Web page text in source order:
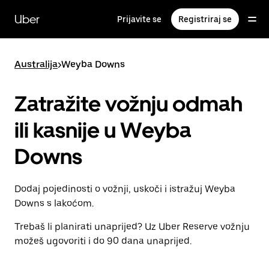
glavni
sadržaj
Uber Prijavite se Registriraj se
Australija>Weyba Downs
Zatražite vožnju odmah
ili kasnije u Weyba
Downs
Dodaj pojedinosti o vožnji, uskoči i istražuj Weyba
Downs s lakoćom.
Trebaš li planirati unaprijed? Uz Uber Reserve vožnju
možeš ugovoriti i do 90 dana unaprijed.